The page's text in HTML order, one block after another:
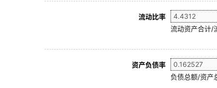
流动比率
流动资产合计/
资产负债率
负债总额/资产